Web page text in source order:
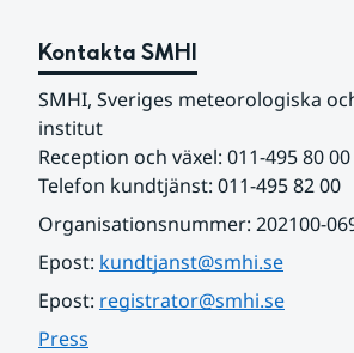
Kontakta SMHI
SMHI, Sveriges meteorologiska
institut
Reception och växel: 011-495 80 00
Telefon kundtjänst: 011-495 82 00
Organisationsnummer: 202100-
Epost: kundtjanst@smhi.se
Epost: registrator@smhi.se
Press